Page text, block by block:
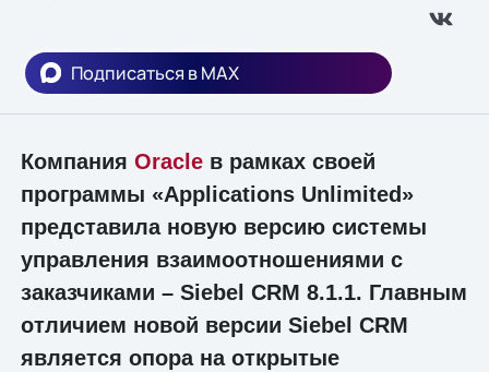
Подписаться в MAX
Компания Oracleв рамках своей
программы «Applications Unlimited»
представила новую версию системы
управления взаимоотношениями с
заказчиками – Siebel CRM 8.1.1. Главным
отличием новой версии Siebel CRM
является опора на открытые